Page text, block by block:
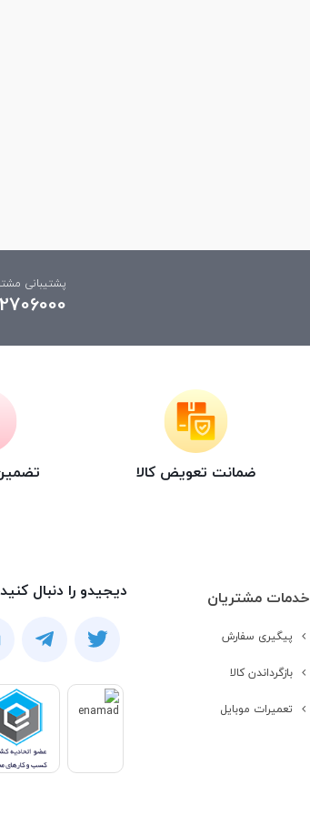
پشتیبانی
ضمانت تعویض کالا
خدمات مشتریان
پیگیری سفارش
بازگرداندن کالا
تعمیرات موبایل
دیجیدو را دنبال کنید